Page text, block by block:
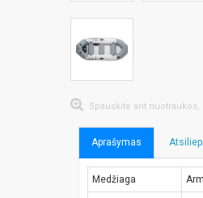
Spauskite ant
Aprašymas
Medžiaga